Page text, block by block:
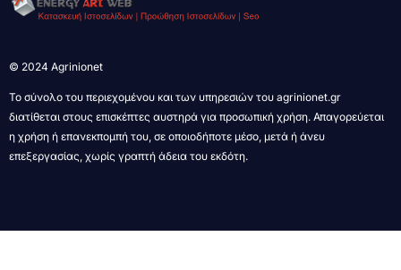
© 2024 Agrinionet
Το σύνολο του περιεχομένου και των υπηρεσιών του agrinionet.gr
διατίθεται στους επισκέπτες αυστηρά για προσωπική χρήση. Απαγορεύεται
η χρήση ή επανεκπομπή του, σε οποιοδήποτε μέσο, μετά ή άνευ
επεξεργασίας, χωρίς γραπτή άδεια του εκδότη.